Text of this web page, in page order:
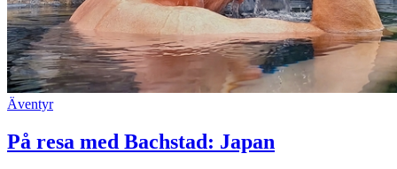
Äventyr
På resa med Bachstad: Japan